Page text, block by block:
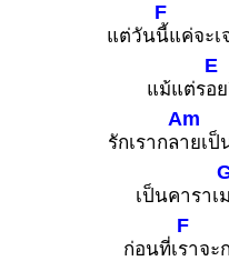
แต่วัน
F
นี้แค่จะเ
แม้แต่ร
E
อ
รักเรากล
Am
ายเป็
เป็นคาราเ
ก่อนที่เ
F
ราจะ